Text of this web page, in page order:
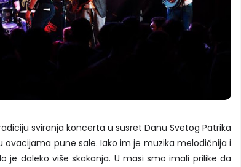
sviranja koncerta u susret Danu Svetog Patrika
ovacijama pune sale. Iako im je muzika melodičnija i
je daleko više skakanja. U masi smo imali prilike da